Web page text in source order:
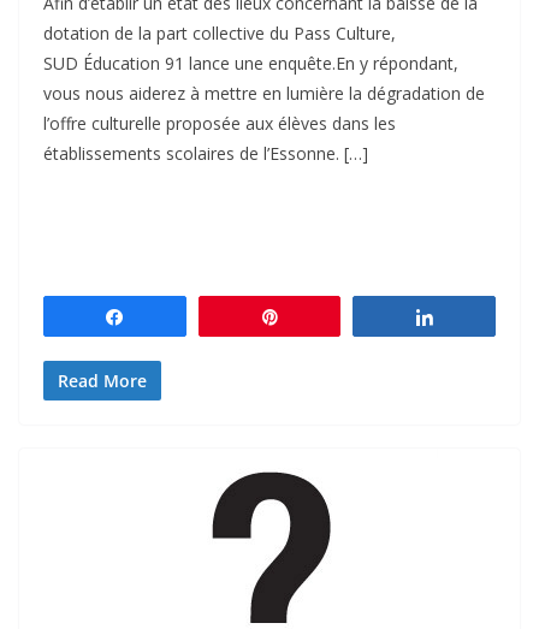
dotation de la part collective du Pass Culture,
SUD Éducation 91 lance une enquête.En y répondant,
vous nous aiderez à mettre en lumière la dégradation de
l’offre culturelle proposée aux élèves dans les
établissements scolaires de l’Essonne. […]
Read More